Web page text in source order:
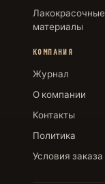
Лакокрасочные
материалы
КОМПАНИЯ
Журнал
О компании
Контакты
Политика
Условия заказа